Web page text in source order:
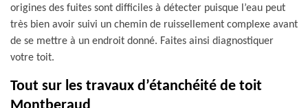
origines des fuites sont difficiles à détecter puisque l’eau peut
très bien avoir suivi un chemin de ruissellement complexe avant
de se mettre à un endroit donné. Faites ainsi diagnostiquer
votre toit.
Tout sur les travaux d’étanchéité de toit